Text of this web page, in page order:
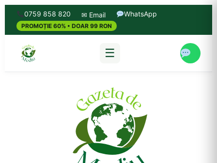
0759 858 820 ✉ Email WhatsApp
PROMOȚIE 60% • DOAR 99 RON
☰